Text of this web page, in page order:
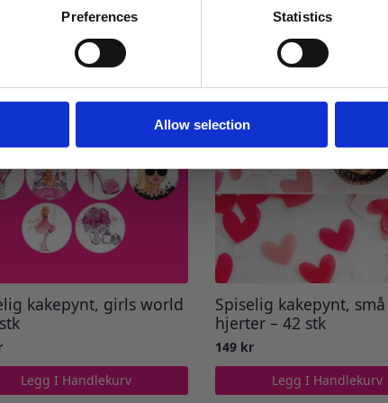
Preferences Statistics
Allow selection
kakepynt, girls world
Legg I Handlekurv
Spiselig kakepynt, små
hjerter – 42 stk
149 kr
Legg I Handlekurv
Ja takk! Jeg vil gjerne få brev fra dere!